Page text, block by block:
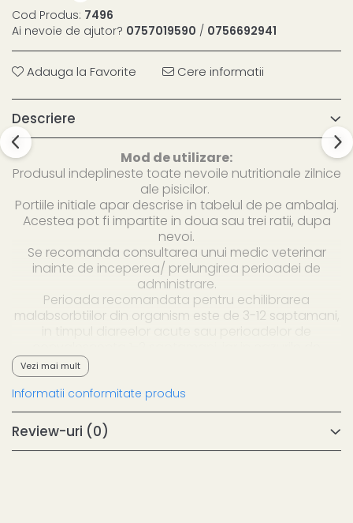
Cod Produs: 7496
Ai nevoie de ajutor? 0757019590 / 0756692941
Adauga la Favorite Cere informatii
Descriere
Mod de utilizare:
Produsul indeplineste toate nevoile nutritionale zilnice
ale pisicilor.
Portiile initiale apar descrise in tabelul de pe ambalaj.
Acestea pot fi impartite in doua sau trei ratii, dupa
nevoi.
Se recomanda consultarea unui medic veterinar
inainte de inceperea/ prelungirea perioadei de
administrare.
Perioada recomandata pentru echilibrarea
malabsorbtiilor din organism este de 3-12 saptamani,
insuficienta pancreatica cronica, pe tot parcursul
Animalul trebuie sa aiba in permanenta apa
proaspata pentru baut.
Carne de pasare, porumb, uleiuri vegetale, gluten din
Vezi mai mult
Informatii conformitate produs
Review-uri (0)